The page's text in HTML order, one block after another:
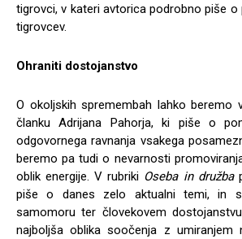
tigrovci, v kateri avtorica podrobno piše o
tigrovcev.
Ohraniti dostojanstvo
O okoljskih spremembah lahko beremo
članku Adrijana Pahorja, ki piše o
odgovornega ravnanja vsakega
beremo pa tudi o nevarnosti
oblik energije. V rubriki Oseba in družba
piše o danes zelo aktualni temi, in
samomoru ter človekovem
najboljša oblika soočenja z umiranjem